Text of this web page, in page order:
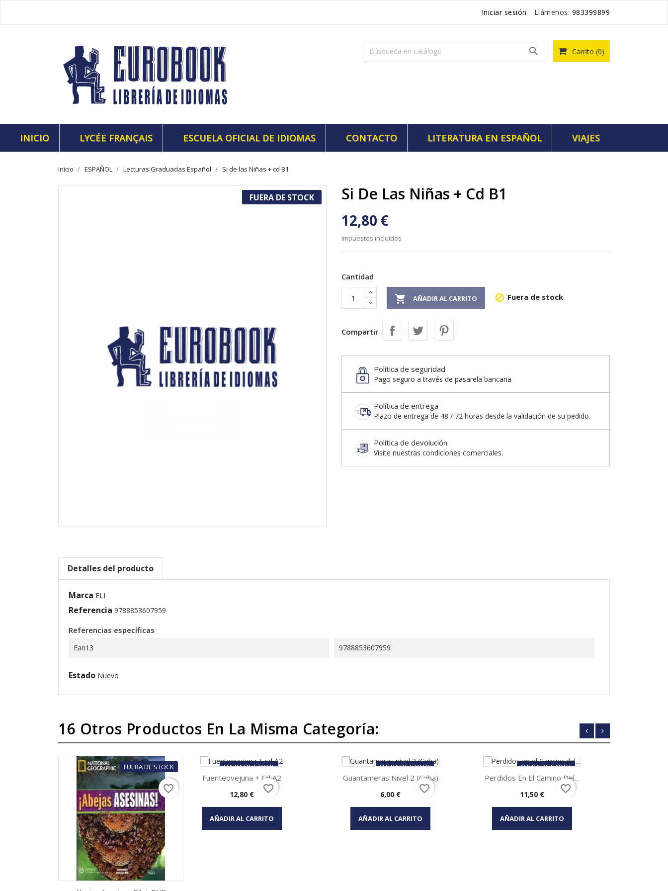
Iniciar sesión Llámenos: 983399899
Carrito (0)

INICIO LYCÉE FRANÇAIS ESCUELA OFICIAL DE IDIOMAS CONTACTO LITERATURA EN ESPAÑOL VIAJES
Inicio ESPAÑOL Lecturas Graduadas Español Si de las Niñas + cd B1
FUERA DE STOCK Si De Las Niñas + Cd B1
12,80 €
Impuestos incluidos
Cantidad
 AÑADIR AL CARRITO  Fuera de stock
Compartir
Política de seguridad
Pago seguro a través de pasarela bancaria
Política de entrega
Plazo de entrega de 48 / 72 horas desde la validación de su pedido.
Política de devolución
Visite nuestras condiciones comerciales.
Detalles del producto
Marca ELI
Referencia 9788853607959
Referencias específicas
Ean13 9788853607959
Estado Nuevo
16 Otros Productos En La Misma Categoría:
FUERA DE STOCK
favorite_border
FUERA DE STOCK
Vista rápida
Fuenteovejuna + Cd A2
Precio
12,80 €
AÑADIR AL CARRITO
favorite_border
FUERA DE STOCK
Vista rápida
Guantameras Nivel 2 (Cuba)
Precio
6,00 €
AÑADIR AL CARRITO
favorite_border
FUERA DE STOCK
Vista rápida
Perdidos En El Camino Del...
Precio
11,50 €
AÑADIR AL CARRITO
favorite_border